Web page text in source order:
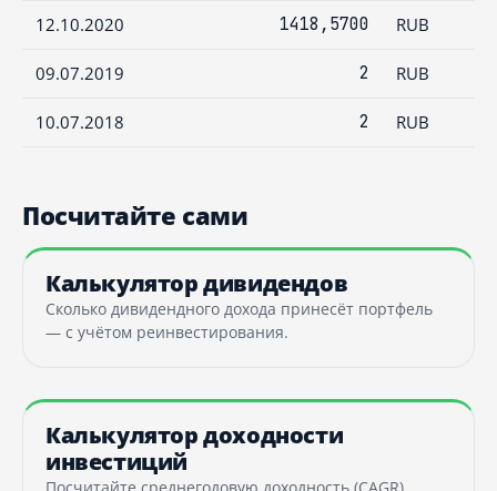
12.10.2020 1418,5700 RUB
09.07.2019 2 RUB
10.07.2018 2 RUB
Посчитайте сами
Калькулятор дивидендов
Сколько дивидендного дохода принесёт портфель
— с учётом реинвестирования.
Калькулятор доходности
инвестиций